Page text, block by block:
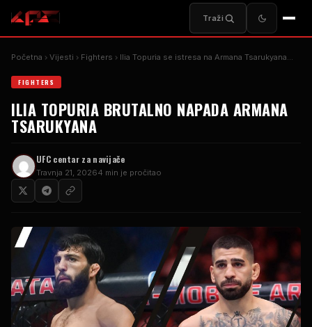
Traži
Početna Vijesti Fighters Ilia Topuria se istresa na Armana Tsarukyana…
FIGHTERS
ILIA TOPURIA BRUTALNO NAPADA ARMANA
TSARUKYANA
UFC centar za navijače
Travnja 21, 20264 min je pročitao